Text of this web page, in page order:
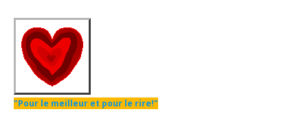
"Pour le meilleur et pour le rire!"